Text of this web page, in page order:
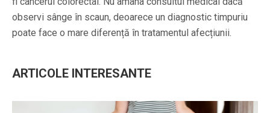
observi sânge în scaun, deoarece un diagnostic timpuriu
poate face o mare diferență în tratamentul afecțiunii.
ARTICOLE INTERESANTE